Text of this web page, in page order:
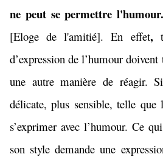
ne peut se permettre l'humour
[Eloge de l'amitié]. En effet,
d’expression de l’humour
une autre manière de réagir.
délicate, plus sensible, telle que
s’exprimer avec l’humour. Ce
son style demande une